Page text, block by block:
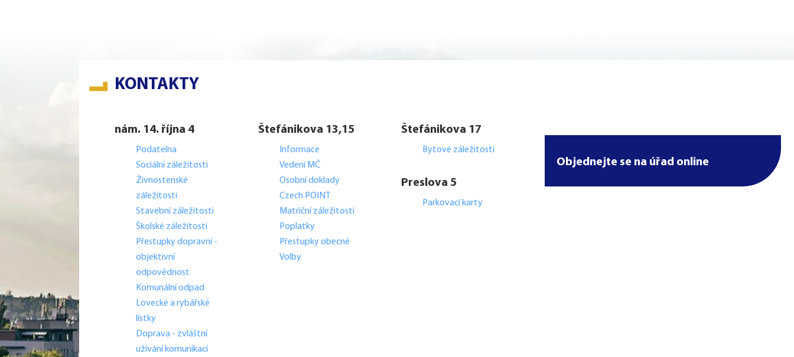
KONTAKTY
nám. 14. října 4
Podatelna
Sociální záležitosti
Živnostenské
záležitosti
Stavební záležitosti
Školské záležitosti
Přestupky dopravní -
objektivní
odpovědnost
Komunální odpad
Lovecké a rybářské
lístky
Doprava - zvláštní
užívání komunikací
Štefánikova 13,15
Informace
Vedení MČ
Osobní doklady
Czech POINT
Matriční záležitosti
Poplatky
Přestupky obecné
Volby
Štefánikova 17
Bytové záležitosti
Preslova 5
Parkovací karty
Objednejte se na úřad online